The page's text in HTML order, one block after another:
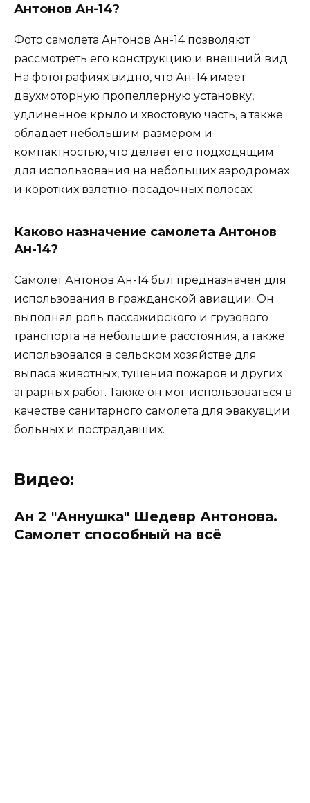
Антонов Ан-14?
Фото самолета Антонов Ан-14 позволяют
рассмотреть его конструкцию и внешний вид.
На фотографиях видно, что Ан-14 имеет
двухмоторную пропеллерную установку,
удлиненное крыло и хвостовую часть, а также
обладает небольшим размером и
компактностью, что делает его подходящим
для использования на небольших аэродромах
и коротких взлетно-посадочных полосах.
Каково назначение самолета Антонов
Ан-14?
Самолет Антонов Ан-14 был предназначен для
использования в гражданской авиации. Он
выполнял роль пассажирского и грузового
транспорта на небольшие расстояния, а также
использовался в сельском хозяйстве для
выпаса животных, тушения пожаров и других
аграрных работ. Также он мог использоваться в
качестве санитарного самолета для эвакуации
больных и пострадавших.
Видео:
Ан 2 "Аннушка" Шедевр Антонова.
Самолет способный на всё